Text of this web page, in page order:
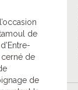
de
de
de